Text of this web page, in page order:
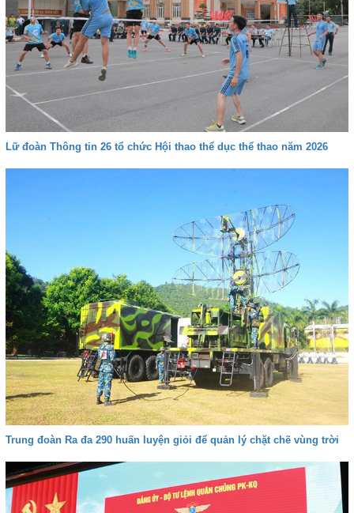
Lữ đoàn Thông tin 26 tổ chức Hội thao thể dục thể thao năm 2026
Trung đoàn Ra đa 290 huấn luyện giỏi để quản lý chặt chẽ vùng trời